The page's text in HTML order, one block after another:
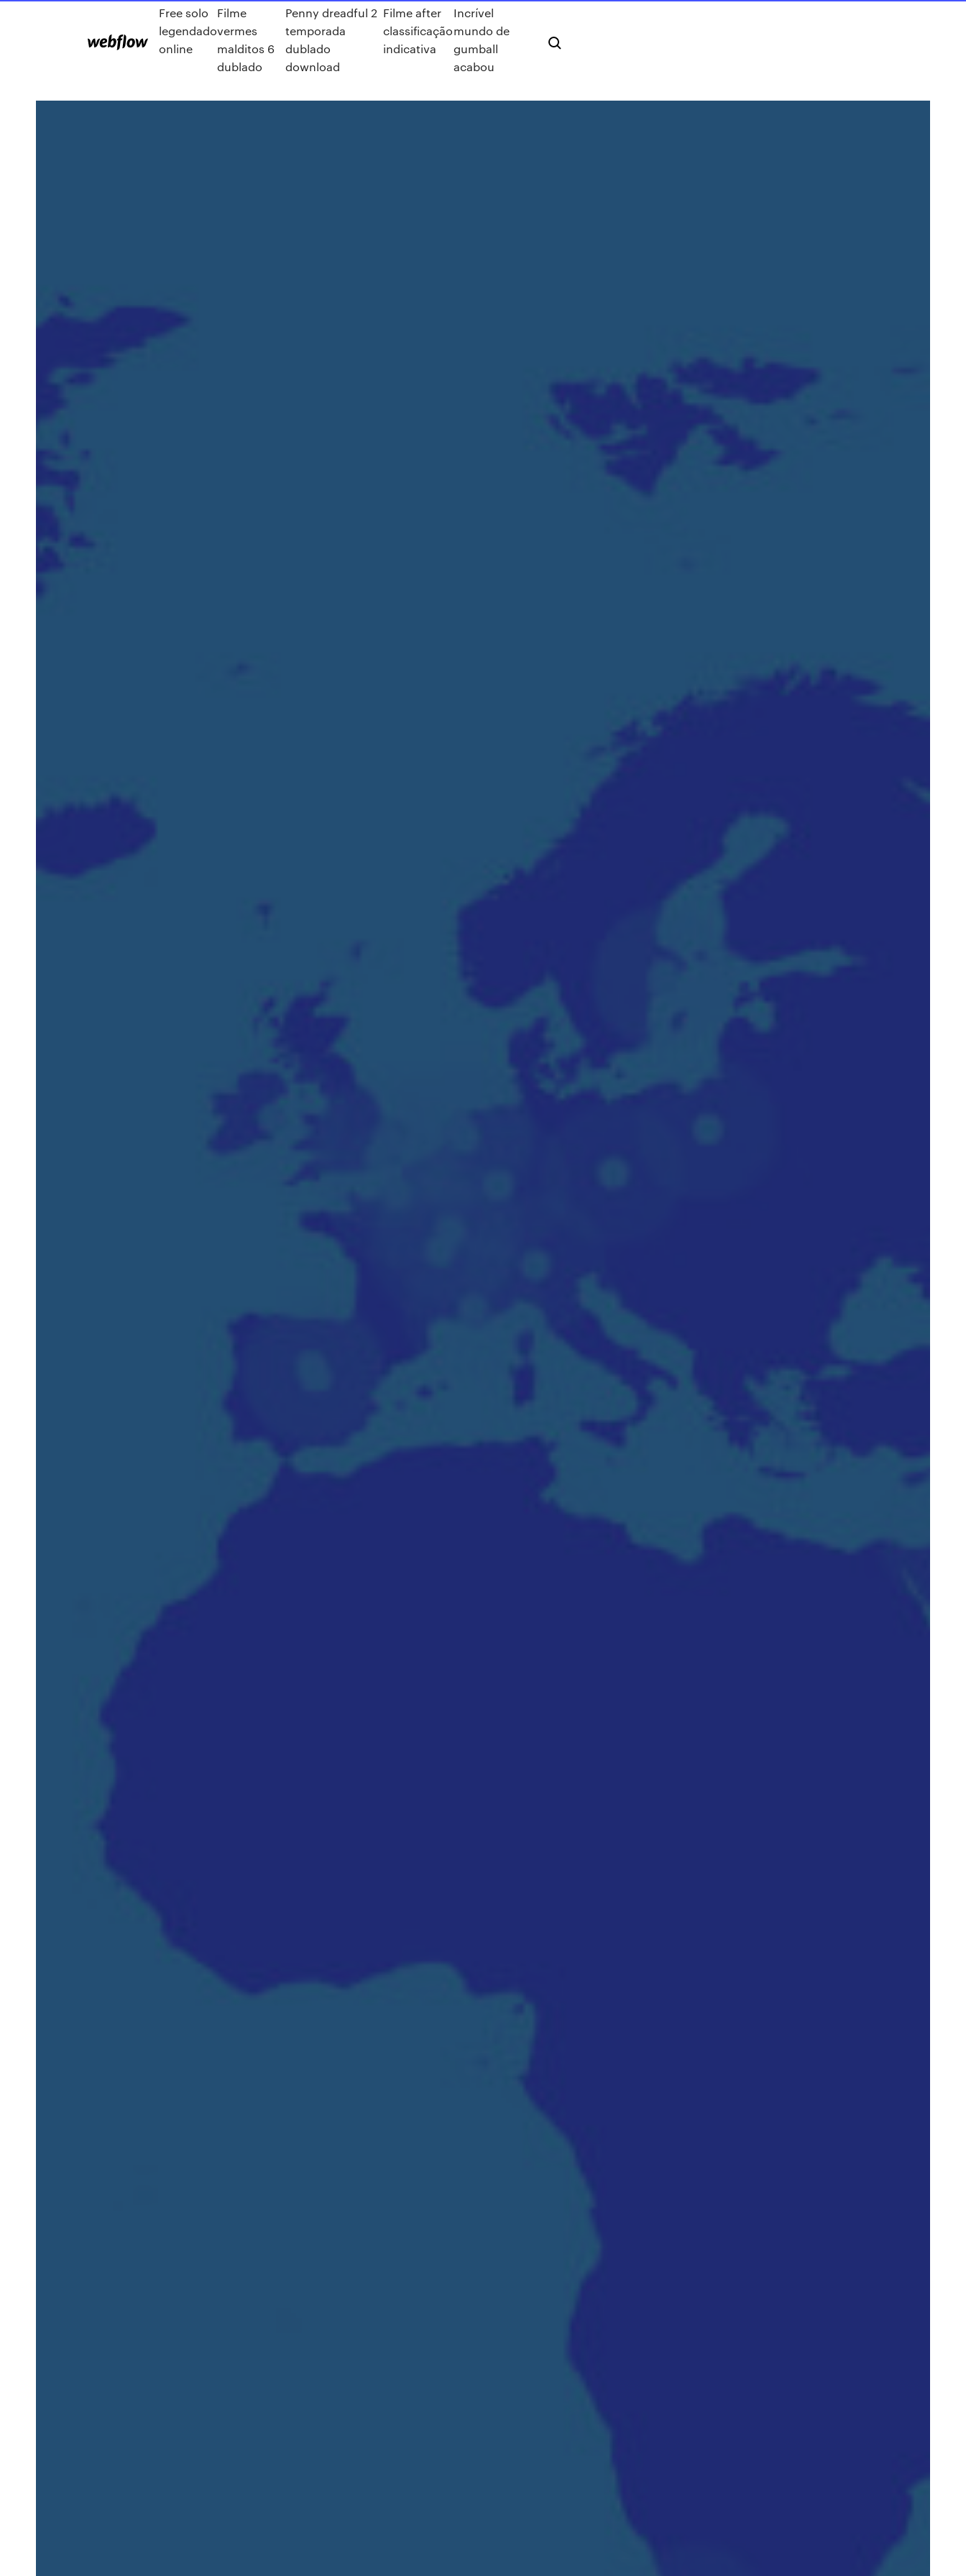
Free solo
legendado
online
Filme
vermes
malditos 6
dublado
Penny dreadful 2
temporada
dublado
download
Filme after
classificação
indicativa
Incrível
mundo de
gumball
acabou